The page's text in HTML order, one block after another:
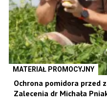
MATERIAŁ PROMOCYJNY
Ochrona pomidora przed
Zalecenia dr Michała